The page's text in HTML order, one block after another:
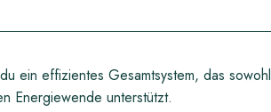
ein effizientes Gesamtsystem, das sowohl
Energiewende unterstützt.